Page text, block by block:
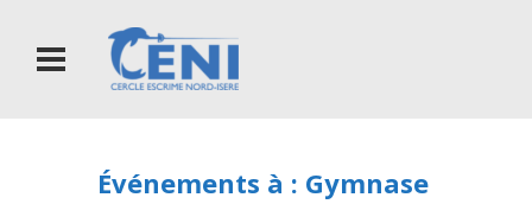
Événements à : Gymnase